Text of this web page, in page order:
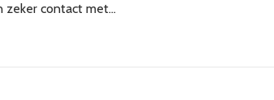
zeker contact met…